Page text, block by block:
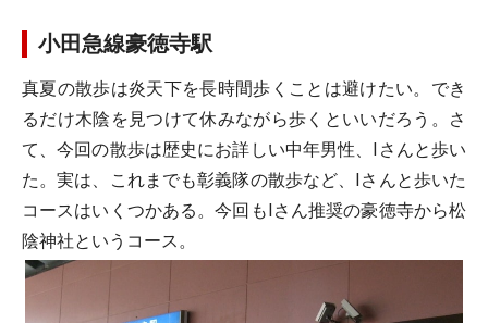
小田急線豪徳寺駅
真夏の散歩は炎天下を長時間歩くことは避けたい。でき
るだけ木陰を見つけて休みながら歩くといいだろう。さ
て、今回の散歩は歴史にお詳しい中年男性、Iさんと歩い
た。実は、これまでも彰義隊の散歩など、Iさんと歩いた
コースはいくつかある。今回もIさん推奨の豪徳寺から松
陰神社というコース。